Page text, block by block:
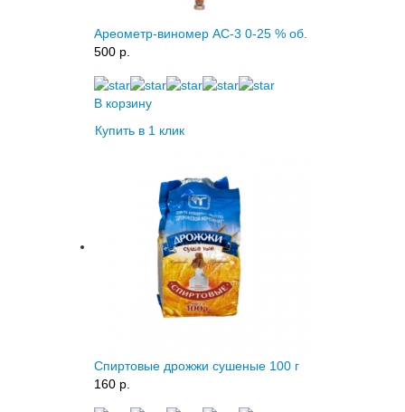
Ареометр-виномер АС-3 0-25 % об.
500 p.
В корзину
Купить в 1 клик
Спиртовые дрожжи сушеные 100 г
160 p.